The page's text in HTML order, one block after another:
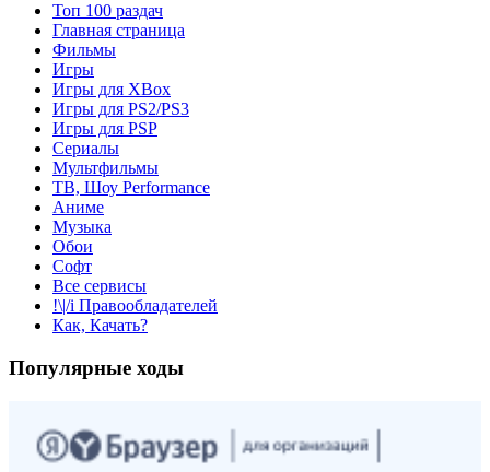
Топ 100 раздач
Главная страница
Фильмы
Игры
Игры для XBox
Игры для PS2/PS3
Игры для PSP
Сериалы
Мультфильмы
ТВ, Шоу Performance
Аниме
Музыка
Обои
Софт
Все сервисы
!\|/i Правообладателей
Как, Качать?
Популярные ходы